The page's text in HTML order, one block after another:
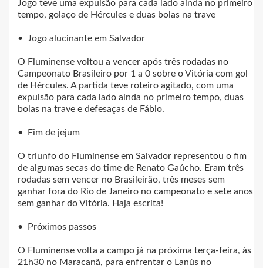
Jogo teve uma expulsão para cada lado ainda no primeiro
tempo, golaço de Hércules e duas bolas na trave
• Jogo alucinante em Salvador
O Fluminense voltou a vencer após três rodadas no
Campeonato Brasileiro por 1 a 0 sobre o Vitória com gol
de Hércules. A partida teve roteiro agitado, com uma
expulsão para cada lado ainda no primeiro tempo, duas
bolas na trave e defesaças de Fábio.
• Fim de jejum
O triunfo do Fluminense em Salvador representou o fim
de algumas secas do time de Renato Gaúcho. Eram três
rodadas sem vencer no Brasileirão, três meses sem
ganhar fora do Rio de Janeiro no campeonato e sete anos
sem ganhar do Vitória. Haja escrita!
• Próximos passos
O Fluminense volta a campo já na próxima terça-feira, às
21h30 no Maracanã, para enfrentar o Lanús no